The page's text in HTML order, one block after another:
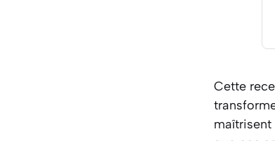
Cette
maîtrisent